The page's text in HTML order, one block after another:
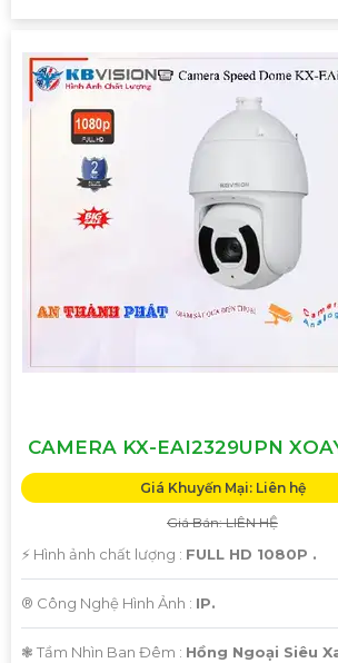
CAMERA KX-EAI2329UPN
Giá Khuyến Mại: Liên hệ
Giá Bán: LIÊN HỆ
️⚡ Hình ảnh chất lượng : FULL HD 1080P .
®️ Công Nghệ Hình Ảnh : IP.
❃ Tầm Nhìn Ban Đêm : Hồng Ngoại Siêu